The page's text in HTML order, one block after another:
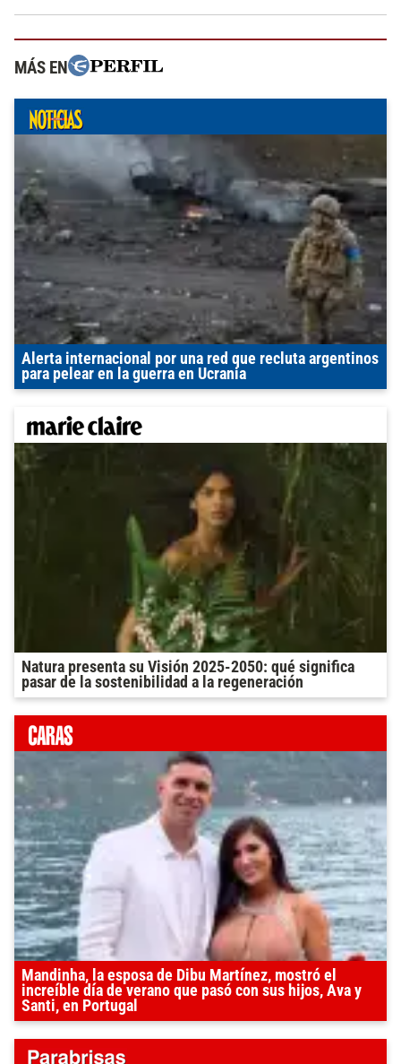
MÁS EN
Alerta internacional por una red que recluta argentinos
para pelear en la guerra en Ucrania
Natura presenta su Visión 2025-2050: qué significa
pasar de la sostenibilidad a la regeneración
Mandinha, la esposa de Dibu Martínez, mostró el
increíble día de verano que pasó con sus hijos, Ava y
Santi, en Portugal